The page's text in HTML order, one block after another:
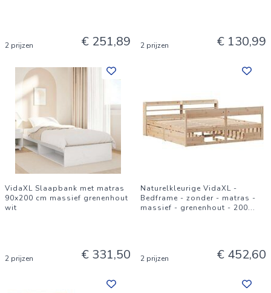
2 prijzen € 251,89 2 prijzen € 130,99
VidaXL Slaapbank met matras
90x200 cm massief grenenhout
wit
2 prijzen € 331,50
Naturelkleurige VidaXL -
Bedframe - zonder - matras -
massief - grenenhout - 200...
2 prijzen € 452,60